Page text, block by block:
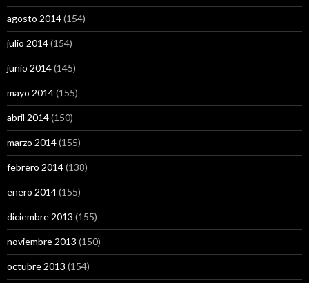
agosto 2014(154)
julio 2014(154)
junio 2014(145)
mayo 2014(155)
abril 2014(150)
marzo 2014(155)
febrero 2014(138)
enero 2014(155)
diciembre 2013 (155)
noviembre 2013 (150)
octubre 2013 (154)